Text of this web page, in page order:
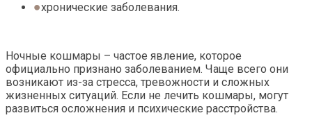
хронические заболевания.
Ночные кошмары – частое явление, которое
официально признано заболеванием. Чаще всего они
возникают из-за стресса, тревожности и сложных
жизненных ситуаций. Если не лечить кошмары, могут
развиться осложнения и психические расстройства.